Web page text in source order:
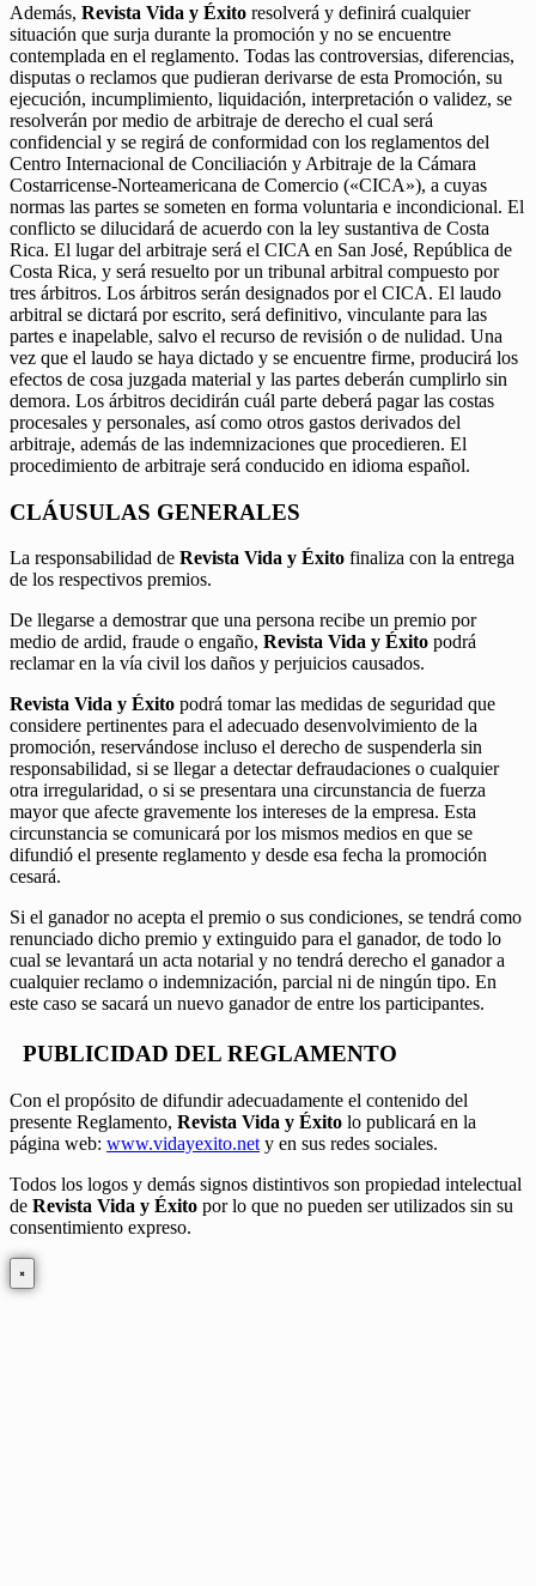
Además, Revista Vida y Éxito resolverá y definirá cualquier
situación que surja durante la promoción y no se encuentre
contemplada en el reglamento. Todas las controversias, diferencias,
disputas o reclamos que pudieran derivarse de esta Promoción, su
ejecución, incumplimiento, liquidación, interpretación o validez, se
resolverán por medio de arbitraje de derecho el cual será
confidencial y se regirá de conformidad con los reglamentos del
Centro Internacional de Conciliación y Arbitraje de la Cámara
Costarricense-Norteamericana de Comercio («CICA»), a cuyas
normas las partes se someten en forma voluntaria e incondicional. El
conflicto se dilucidará de acuerdo con la ley sustantiva de Costa
Rica. El lugar del arbitraje será el CICA en San José, República de
Costa Rica, y será resuelto por un tribunal arbitral compuesto por
tres árbitros. Los árbitros serán designados por el CICA. El laudo
arbitral se dictará por escrito, será definitivo, vinculante para las
partes e inapelable, salvo el recurso de revisión o de nulidad. Una
vez que el laudo se haya dictado y se encuentre firme, producirá los
efectos de cosa juzgada material y las partes deberán cumplirlo sin
demora. Los árbitros decidirán cuál parte deberá pagar las costas
procesales y personales, así como otros gastos derivados del
arbitraje, además de las indemnizaciones que procedieren. El
procedimiento de arbitraje será conducido en idioma español.
CLÁUSULAS GENERALES
La responsabilidad de Revista Vida y Éxito finaliza con la entrega
de los respectivos premios.
De llegarse a demostrar que una persona recibe un premio por
medio de ardid, fraude o engaño, Revista Vida y Éxito podrá
reclamar en la vía civil los daños y perjuicios causados.
Revista Vida y Éxito podrá tomar las medidas de seguridad que
considere pertinentes para el adecuado desenvolvimiento de la
promoción, reservándose incluso el derecho de suspenderla sin
responsabilidad, si se llegar a detectar defraudaciones o cualquier
otra irregularidad, o si se presentara una circunstancia de fuerza
mayor que afecte gravemente los intereses de la empresa. Esta
circunstancia se comunicará por los mismos medios en que se
difundió el presente reglamento y desde esa fecha la promoción
cesará.
Si el ganador no acepta el premio o sus condiciones, se tendrá como
renunciado dicho premio y extinguido para el ganador, de todo lo
cual se levantará un acta notarial y no tendrá derecho el ganador a
cualquier reclamo o indemnización, parcial ni de ningún tipo. En
este caso se sacará un nuevo ganador de entre los participantes.
PUBLICIDAD DEL REGLAMENTO
Con el propósito de difundir adecuadamente el contenido del
presente Reglamento, Revista Vida y Éxito lo publicará en la
página web: www.vidayexito.net y en sus redes sociales.
Todos los logos y demás signos distintivos son propiedad intelectual
de Revista Vida y Éxito por lo que no pueden ser utilizados sin su
consentimiento expreso.
×